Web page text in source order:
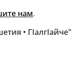
нам.
• ГIалгIайче"